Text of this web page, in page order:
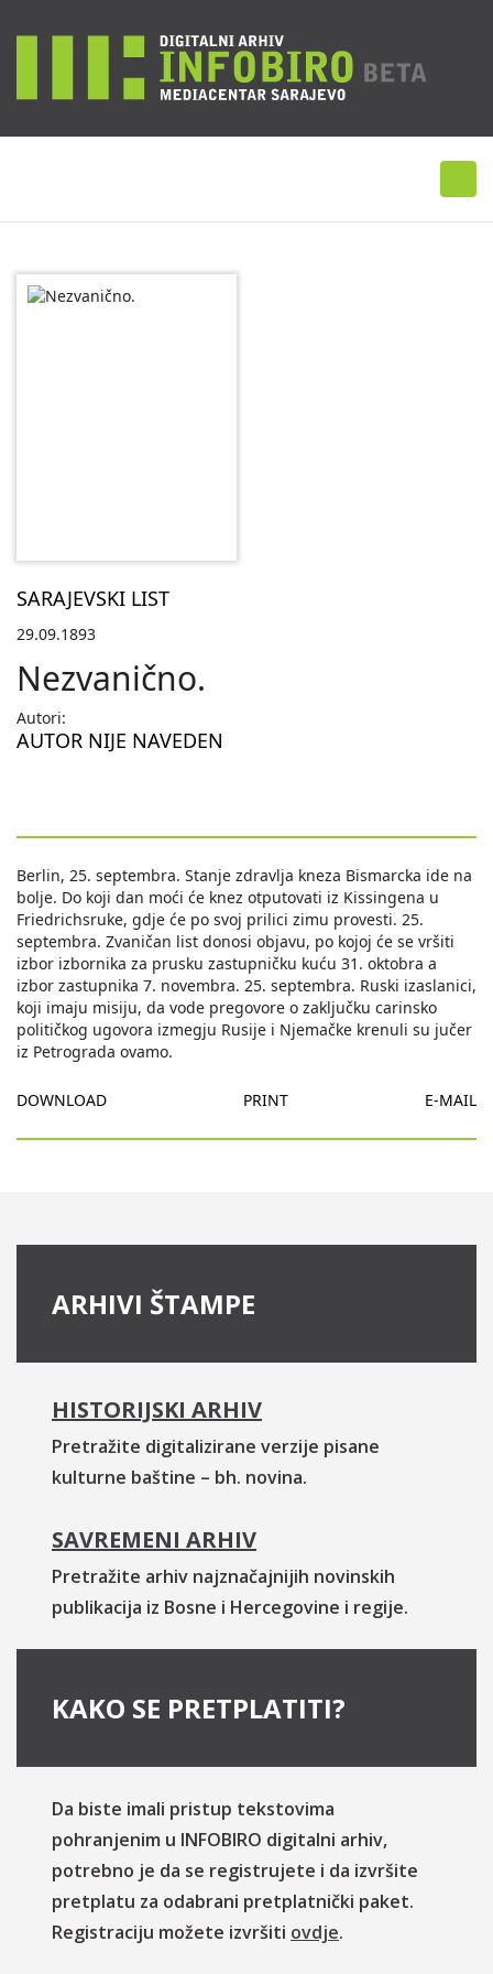
SARAJEVSKI LIST
29.09.1893
Nezvanično.
Autori:
AUTOR NIJE NAVEDEN
Berlin, 25. septembra. Stanje zdravlja kneza Bismarcka ide na
bolje. Do koji dan moći će knez otputovati iz Kissingena u
Friedrichsruke, gdje će po svoj prilici zimu provesti. 25.
septembra. Zvaničan list donosi objavu, po kojoj će se vršiti
izbor izbornika za prusku zastupničku kuću 31. oktobra a
izbor zastupnika 7. novembra. 25. septembra. Ruski izaslanici,
koji imaju misiju, da vode pregovore o zaključku carinsko
političkog ugovora izmegju Rusije i Njemačke krenuli su jučer
iz Petrograda ovamo.
DOWNLOAD PRINT E-MAIL
ARHIVI ŠTAMPE
HISTORIJSKI ARHIV
Pretražite digitalizirane verzije pisane
kulturne baštine – bh. novina.
SAVREMENI ARHIV
Pretražite arhiv najznačajnijih novinskih
publikacija iz Bosne i Hercegovine i regije.
KAKO SE PRETPLATITI?
Da biste imali pristup tekstovima
pohranjenim u INFOBIRO digitalni arhiv,
potrebno je da se registrujete i da izvršite
pretplatu za odabrani pretplatnički paket.
Registraciju možete izvršiti ovdje.